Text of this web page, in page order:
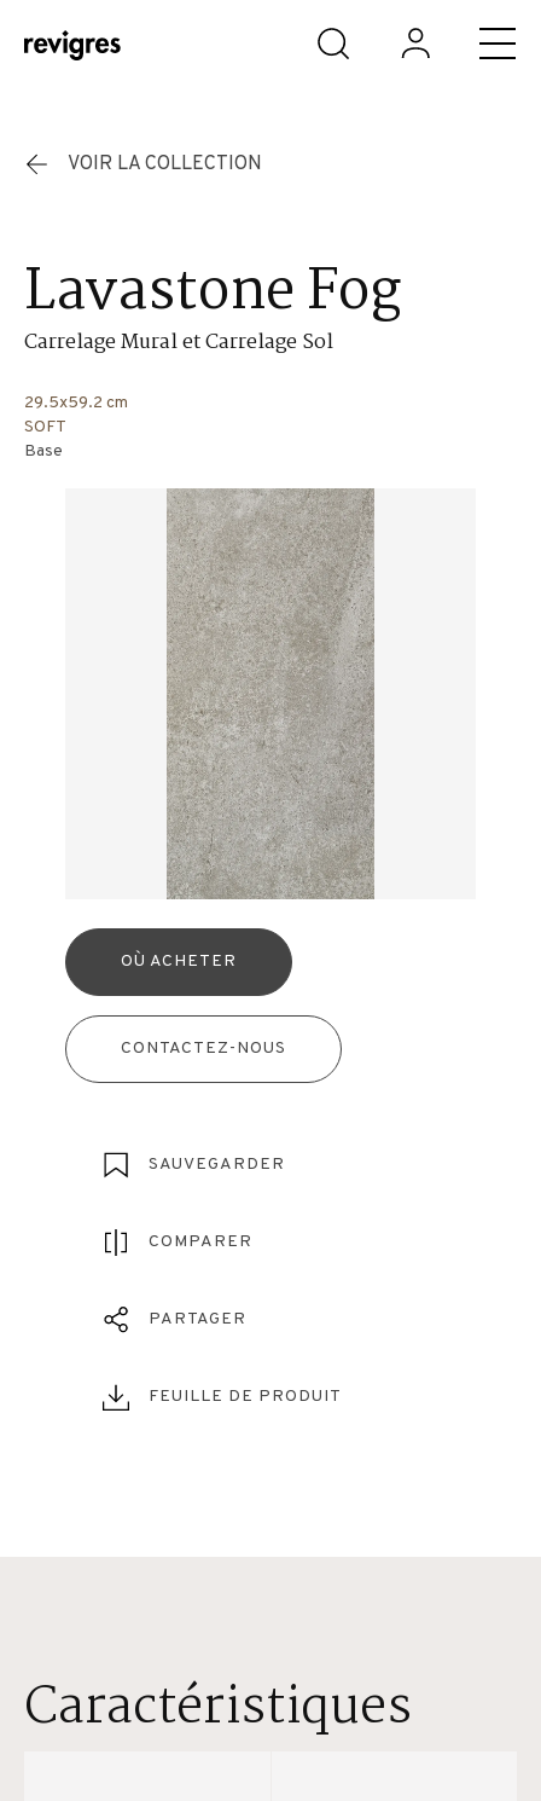
Aller au contenu principal
VOIR LA COLLECTION
Lavastone Fog
Carrelage Mural et Carrelage Sol
29.5x59.2 cm
SOFT
Base
OÙ ACHETER
CONTACTEZ-NOUS
SAUVEGARDER
COMPARER
PARTAGER
FEUILLE DE PRODUIT
Caractéristiques